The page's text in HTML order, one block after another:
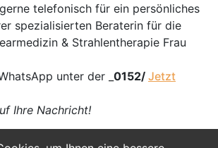
telefonisch für ein persönliches
spezialisierten Beraterin für die
& Strahlentherapie Frau
unter der _ 0152/ Jetzt
Ihre Nachricht!